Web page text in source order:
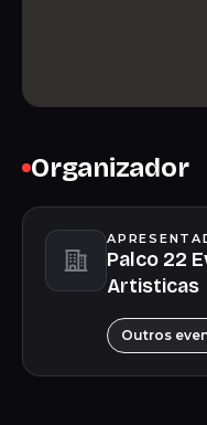
Organizador
Palco 22
Artisticas
Outros